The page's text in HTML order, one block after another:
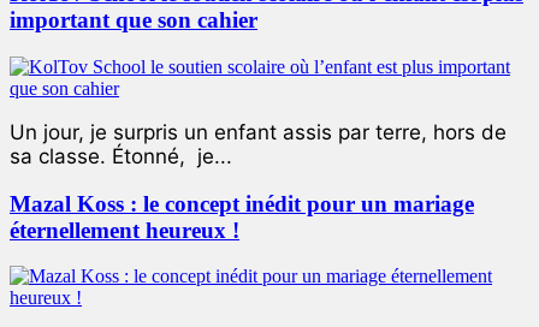
important que son cahier
Un jour, je surpris un enfant assis par terre, hors de
sa classe. Étonné, je...
Mazal Koss : le concept inédit pour un mariage
éternellement heureux !